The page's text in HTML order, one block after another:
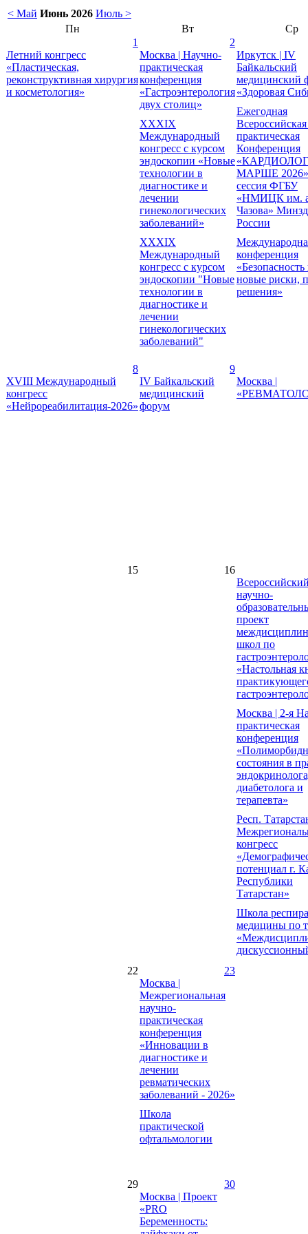
< Май Июнь 2026 Июль >
Пн
Вт
Ср
1
Летний конгресс
«Пластическая,
реконструктивная хирургия
и косметология»
2
Москва | Научно-
практическая
конференция
«Гастроэнтерология
двух столиц»
XXXIX
Международный
конгресс с курсом
эндоскопии «Новые
технологии в
диагностике и
лечении
гинекологических
заболеваний»
XXXIХ
Международный
конгресс с курсом
эндоскопии "Новые
технологии в
диагностике и
лечении
гинекологических
заболеваний"
Иркутск | IV
Байкальский
медицинский
«Здоровая
Ежегодная
практическая
Конференция
МАРШЕ 2026»
сессия ФГБУ
«НМИЦК им.
Чазова»
России
конференция
новые риски,
решения»
8
XVIII Международный
конгресс
«Нейрореабилитация-2026»
9
IV Байкальский
медицинский
форум
Москва |
15
16
научно-
проект
школ по
«Настольная
Москва | 2-я
практическая
конференция
состояния в
диабетолога и
терапевта»
Респ.
конгресс
потенциал г.
Республики
Татарстан»
Школа
медицины по
22
23
Москва |
Межрегиональная
научно-
практическая
конференция
«Инновации в
диагностике и
лечении
ревматических
заболеваний - 2026»
Школа
практической
офтальмологии
29
30
Москва | Проект
«PRO
Беременность: